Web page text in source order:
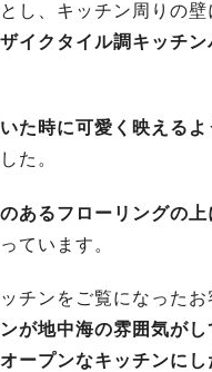
し、キッチン周りの壁
イクタイル調キッチン
た時に可愛く映えるよ
た。
あるフローリングの
ています。
チンをご覧になったお
が地中海の雰囲気がし
ープンなキッチンにし